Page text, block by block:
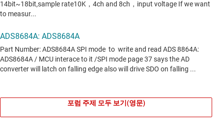
포럼 주제 모두 보기(영문)